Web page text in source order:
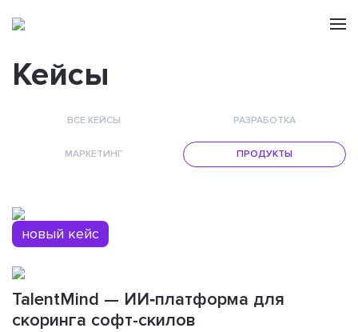
Кейсы
ВСЕ КЕЙСЫ РАЗРАБОТКА
МАРКЕТИНГ ПРОДУКТЫ
новый кейс
TalentMind — ИИ‑платформа для
скоринга софт-скилов